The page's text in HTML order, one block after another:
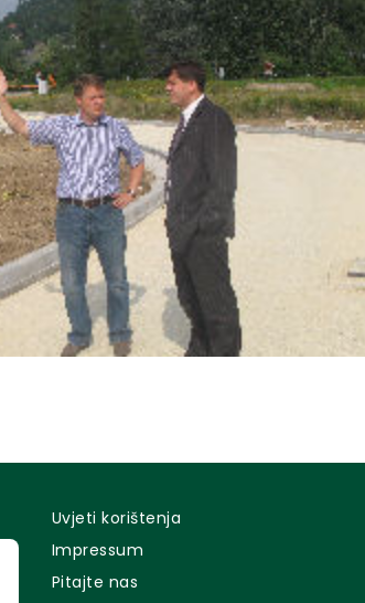
Uvjeti korištenja
Impressum
Pitajte nas